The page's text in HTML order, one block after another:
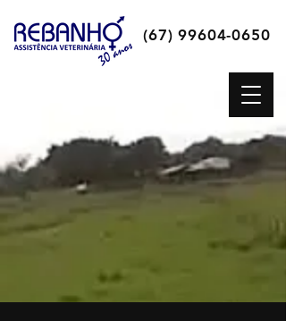
(67) 99604-0650